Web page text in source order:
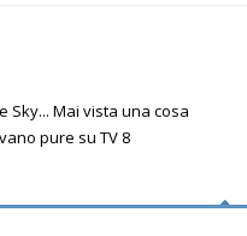
Sky... Mai vista una cosa
pure su TV 8